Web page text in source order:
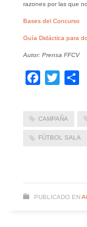
razones por las que
Bases del Concurso
Guía Didáctica para
Autor: Prensa FFCV
Facebook
Twitter
CAMPAÑA
FÚTBOL SALA
PUBLICADO EN